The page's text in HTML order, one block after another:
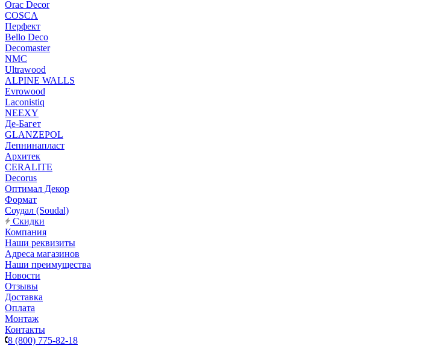
Orac Decor
COSCA
Перфект
Bello Deco
Decomaster
NMС
Ultrawood
ALPINE WALLS
Evrowood
Laconistiq
NEEXY
Де-Багет
GLANZEPOL
Лепнинапласт
Архитек
CERALITE
Decorus
Оптимал Декор
Формат
Соудал (Soudal)
Скидки
Компания
Наши реквизиты
Адреса магазинов
Наши преимущества
Новости
Отзывы
Доставка
Оплата
Монтаж
Контакты
8 (800) 775-82-18